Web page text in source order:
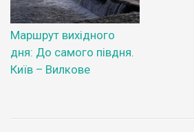
Маршрут вихідного
дня: До самого півдня.
Київ – Вилкове